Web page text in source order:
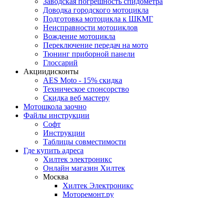
Доводка городского мотоцикла
Подготовка мотоцикла к ШКМГ
Неисправности мотоциклов
Вождение мотоцикла
Переключение передач на мото
Тюнинг приборной панели
Глоссарий
Акциидисконты
AES Moto - 15% скидка
Техническое спонсорство
Скидка веб мастеру
Мотошкола заочно
Файлы инструкции
Софт
Инструкции
Таблицы совместимости
Где купить адреса
Хилтек электроникс
Онлайн магазин Хилтек
Москва
Хилтек Электроникс
Моторемонт.ру